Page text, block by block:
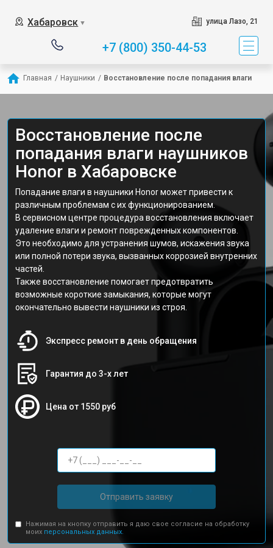
Хабаровск ▼ улица Лазо, 21
+7 (800) 350-44-53
Главная / Наушники / Восстановление после попадания влаги
Восстановление после
попадания влаги наушников
Honor в Хабаровске
Попадание влаги в наушники Honor может привести к
различным проблемам с их функционированием.
В сервисном центре процедура восстановления включает
удаление влаги и ремонт поврежденных компонентов.
Это необходимо для устранения шумов, искажения звука
или полной потери звука, вызванных коррозией внутренних
частей.
Также восстановление помогает предотвратить
возможные короткие замыкания, которые могут
окончательно вывести наушники из строя.
Экспресс ремонт в день обращения
Гарантия до 3-х лет
Цена от 1550 руб
Отправить заявку
Нажимая на кнопку отправить я даю свое согласие на обработку
моих персональных данных.